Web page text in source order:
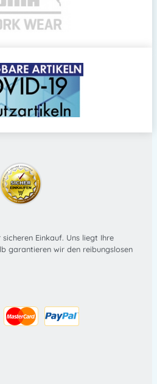
Einkauf. Uns liegt Ihre
garantieren wir den reibungslosen